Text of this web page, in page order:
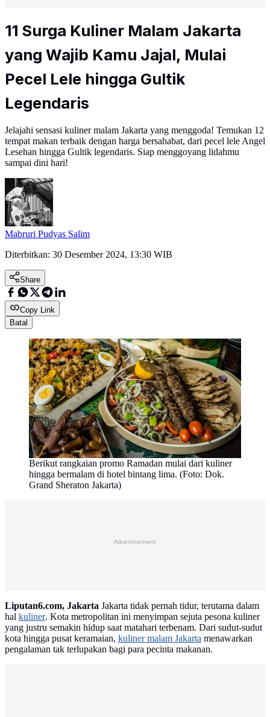
11 Surga Kuliner Malam Jakarta
yang Wajib Kamu Jajal, Mulai
Pecel Lele hingga Gultik
Legendaris
Jelajahi sensasi kuliner malam Jakarta yang menggoda! Temukan 12
tempat makan terbaik dengan harga bersahabat, dari pecel lele Angel
Lesehan hingga Gultik legendaris. Siap menggoyang lidahmu
sampai dini hari!
Mabruri Pudyas Salim
Diterbitkan: 30 Desember 2024, 13:30 WIB
Share
Copy Link
Batal
Berikut rangkaian promo Ramadan mulai dari kuliner
hingga bermalam di hotel bintang lima. (Foto: Dok.
Grand Sheraton Jakarta)
Advertisement
Liputan6.com, Jakarta Jakarta tidak pernah tidur, terutama dalam
hal kuliner. Kota metropolitan ini menyimpan sejuta pesona kuliner
yang justru semakin hidup saat matahari terbenam. Dari sudut-sudut
kota hingga pusat keramaian, kuliner malam Jakarta menawarkan
pengalaman tak terlupakan bagi para pecinta makanan.